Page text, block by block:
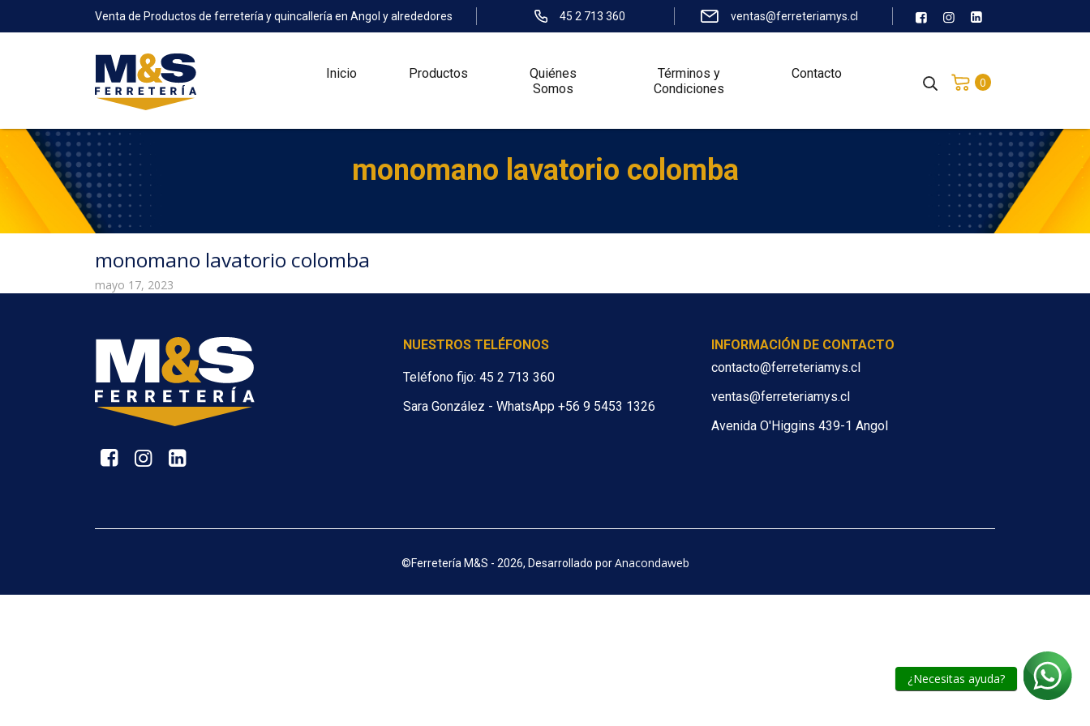
¿Necesitas ayuda?
Venta de Productos de ferretería y quincallería en Angol y alrededores 45 2 713 360 ventas@ferreteriamys.cl
Inicio Productos
Quiénes
Somos
Términos y
Condiciones
Contacto
0
monomano lavatorio colomba
monomano lavatorio colomba
mayo 17, 2023
NUESTROS TELÉFONOS
Teléfono fijo: 45 2 713 360
Sara González - WhatsApp +56 9 5453 1326
INFORMACIÓN DE CONTACTO
contacto@ferreteriamys.cl
ventas@ferreteriamys.cl
Avenida O'Higgins 439-1 Angol
©Ferretería M&S - 2026, Desarrollado por Anacondaweb